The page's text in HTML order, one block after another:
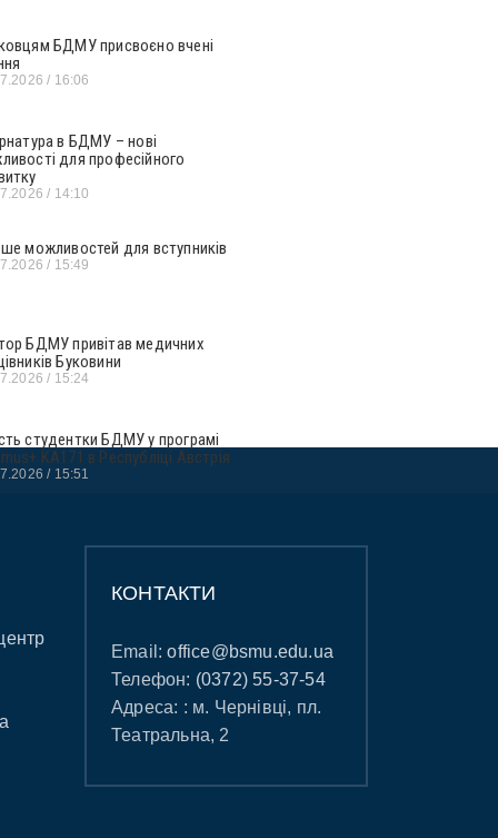
БДМУ присвоєно вчені
16:06
в БДМУ – нові
для професійного
14:10
можливостей для вступників
15:49
БДМУ привітав медичних
Буковини
15:24
студентки БДМУ у програмі
KA171 в Республіці Австрія
15:51
КОНТАКТИ
Email:office@bsmu.edu.ua
Телефон: (0372) 55-37-54
Адреса: : м. Чернівці, пл.
Театральна, 2